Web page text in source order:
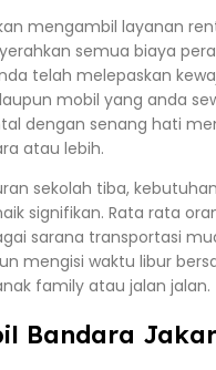
mengambil layanan
semua biaya
telah melepaskan
mobil yang anda
dengan senang hati
atau lebih.
sekolah tiba,
signifikan. Rata rata
sarana transportasi
mengisi waktu libur
family atau jalan jalan.
Bandara